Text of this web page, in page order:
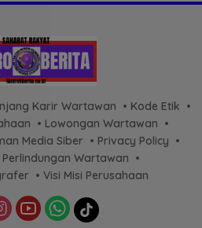
Karir Wartawan
Kode Etik
Lowongan Wartawan
Media Siber
Privacy Policy
Perlindungan Wartawan
Visi Misi Perusahaan